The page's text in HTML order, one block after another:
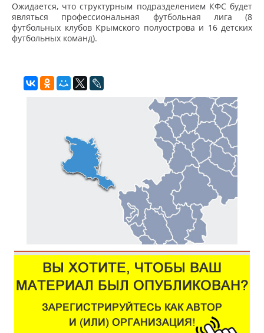
Ожидается, что структурным подразделением КФС будет
являться профессиональная футбольная лига (8
футбольных клубов Крымского полуострова и 16 детских
футбольных команд).